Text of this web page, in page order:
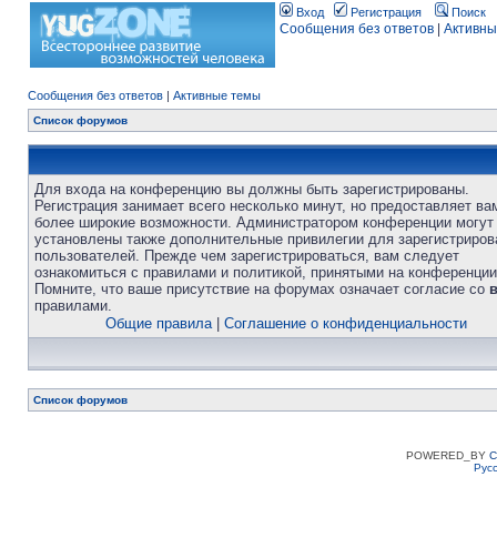
Вход Регистрация Поиск
Сообщения без ответов
Сообщения без ответов | Активные темы
Список форумов
Для входа на конференцию вы должны быть зарегистрированы.
Регистрация занимает всего несколько минут, но предоставляет
более широкие возможности. Администратором конференции
установлены также дополнительные привилегии для
пользователей. Прежде чем зарегистрироваться, вам следует
ознакомиться с правилами и политикой, принятыми на
Помните, что ваше присутствие на форумах означает согласие со
правилами.
Общие правила| Соглашение о конфиденциальности
Список форумов
POWERED_BY